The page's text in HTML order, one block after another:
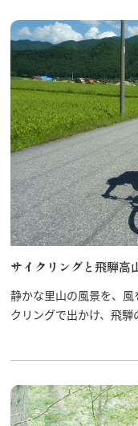
体験
イベント
グルメ・おみやげ
宿泊予約
アクセス
飛騨市の６つの魅力
ひだじまん図鑑
交通機関・道路情報
飛騨古川の駐車場
よくある質問
お知らせ
当サイトについて
協会について
パンフレット
写真ダウンロード
関連リンク
サイクリングと飛騨高
静かな里山の風景を、
クリングで出かけ、飛騨